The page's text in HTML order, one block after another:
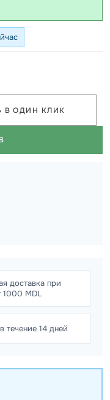
В ОДИН КЛИК
доставка при
1000 MDL
течение 14 дней